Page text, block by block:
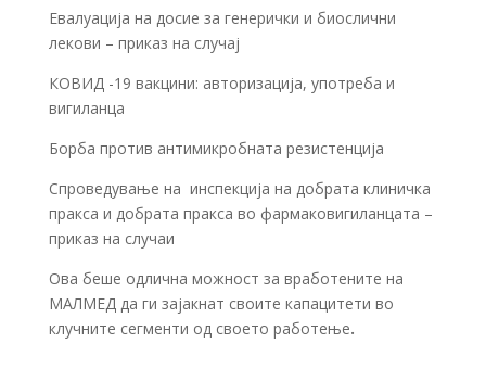
Евалуација на досие за генерички и биослични
лекови – приказ на случај
КОВИД -19 вакцини: авторизација, употреба и
вигиланца
Борба против антимикробната резистенција
Спроведување на инспекција на добрата клиничка
пракса и добрата пракса во фармаковигиланцата –
приказ на случаи
Ова беше одлична можност за вработените на
МАЛМЕД да ги зајакнат своите капацитети во
клучните сегменти од своето работење.